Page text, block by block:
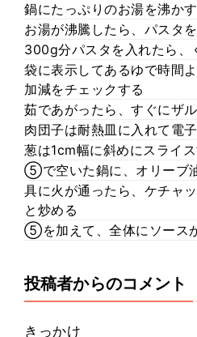
鍋にたっぷりのお湯を沸かす
お湯が沸騰したら、パスタ
300g分パスタを入れたら、
袋に表示してあるゆで時間
加減をチェックする
茹であがったら、すぐにザ
肉団子は耐熱皿に入れて電
葱は1cm幅に斜めにスライ
⑤で空いた鍋に、オリーブ
具に火が通ったら、ケチャ
と炒める
⑤を加えて、全体にソース
投稿者からのコメント
きっかけ